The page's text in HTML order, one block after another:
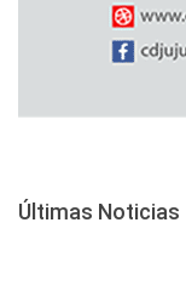
Últimas Noticias